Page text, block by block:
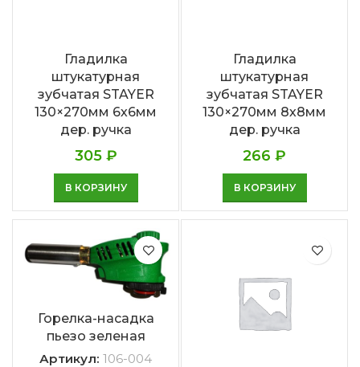
Гладилка
штукатурная
зубчатая STAYER
130×270мм 6х6мм
дер. ручка
305 ₽
В КОРЗИНУ
Гладилка
штукатурная
зубчатая STAYER
130×270мм 8х8мм
дер. ручка
266 ₽
В КОРЗИНУ
Горелка-насадка
пьезо зеленая
Артикул: 106-004